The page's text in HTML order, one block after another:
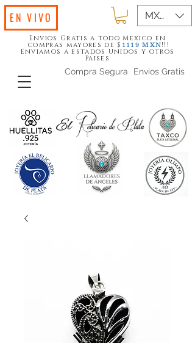
Envios Gratis
Compra Segura
Envios Gratis a todo Mexico en
compras mayores de $ 1119 MXN!!!
Enviamos a Estados Unidos y otros
Paises
MXN ($)
EN VIVO